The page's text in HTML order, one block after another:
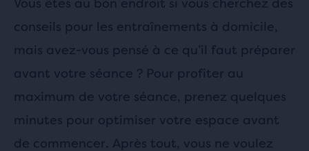
Vous êtes au bon endroit si vous cherchez des
conseils pour les entraînements à domicile,
mais avez-vous pensé à ce qu’il faut préparer
avant votre séance ? Pour profiter au
maximum de votre séance, prenez quelques
minutes pour optimiser votre espace avant
de commencer. Après tout, vous ne voulez